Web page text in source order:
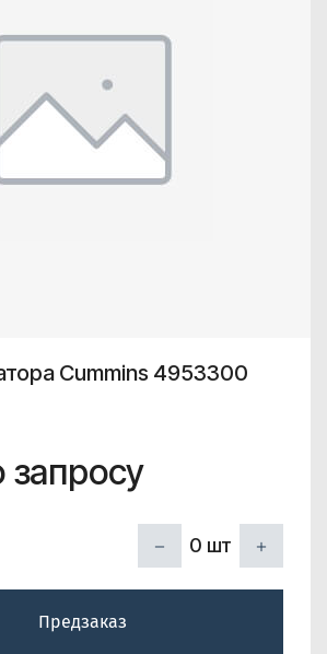
Cummins 4953300
запросу
0 шт
Предзаказ